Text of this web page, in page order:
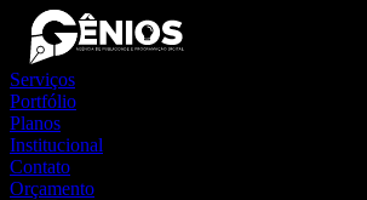
Serviços
Portfólio
Planos
Institucional
Contato
Orçamento